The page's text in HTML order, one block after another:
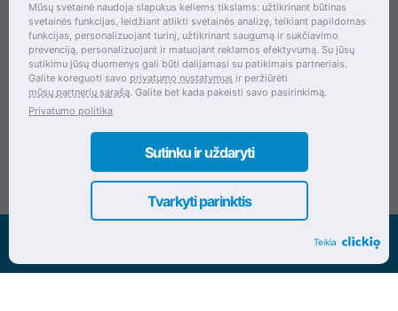
Šventupės g. 28, Kaunas, Lietuva
+370 (672) 27 650
info@dokrinesa.lt
MB PETHOMEPEOPLE
Įmonės kodas: 305695822
Visos teisės saugomos www.dokrinesa.lt
Mūsų svetainė naudoja slapukus keliems tikslams: užtikrinant būtinas
svetainės funkcijas, leidžiant atlikti svetainės analizę, teikiant papildomas
funkcijas, personalizuojant turinį, užtikrinant saugumą ir sukčiavimo
prevenciją, personalizuojant ir matuojant reklamos efektyvumą. Su jūsų
sutikimu jūsų duomenys gali būti dalijamasi su patikimais partneriais.
Galite koreguoti savo privatumo nustatymus ir peržiūrėti
mūsų partnerių sąrašą. Galite bet kada pakeisti savo pasirinkimą.
Privatumo politika
Tvarkyti parinktis
Sutinku ir uždaryti
Teikia